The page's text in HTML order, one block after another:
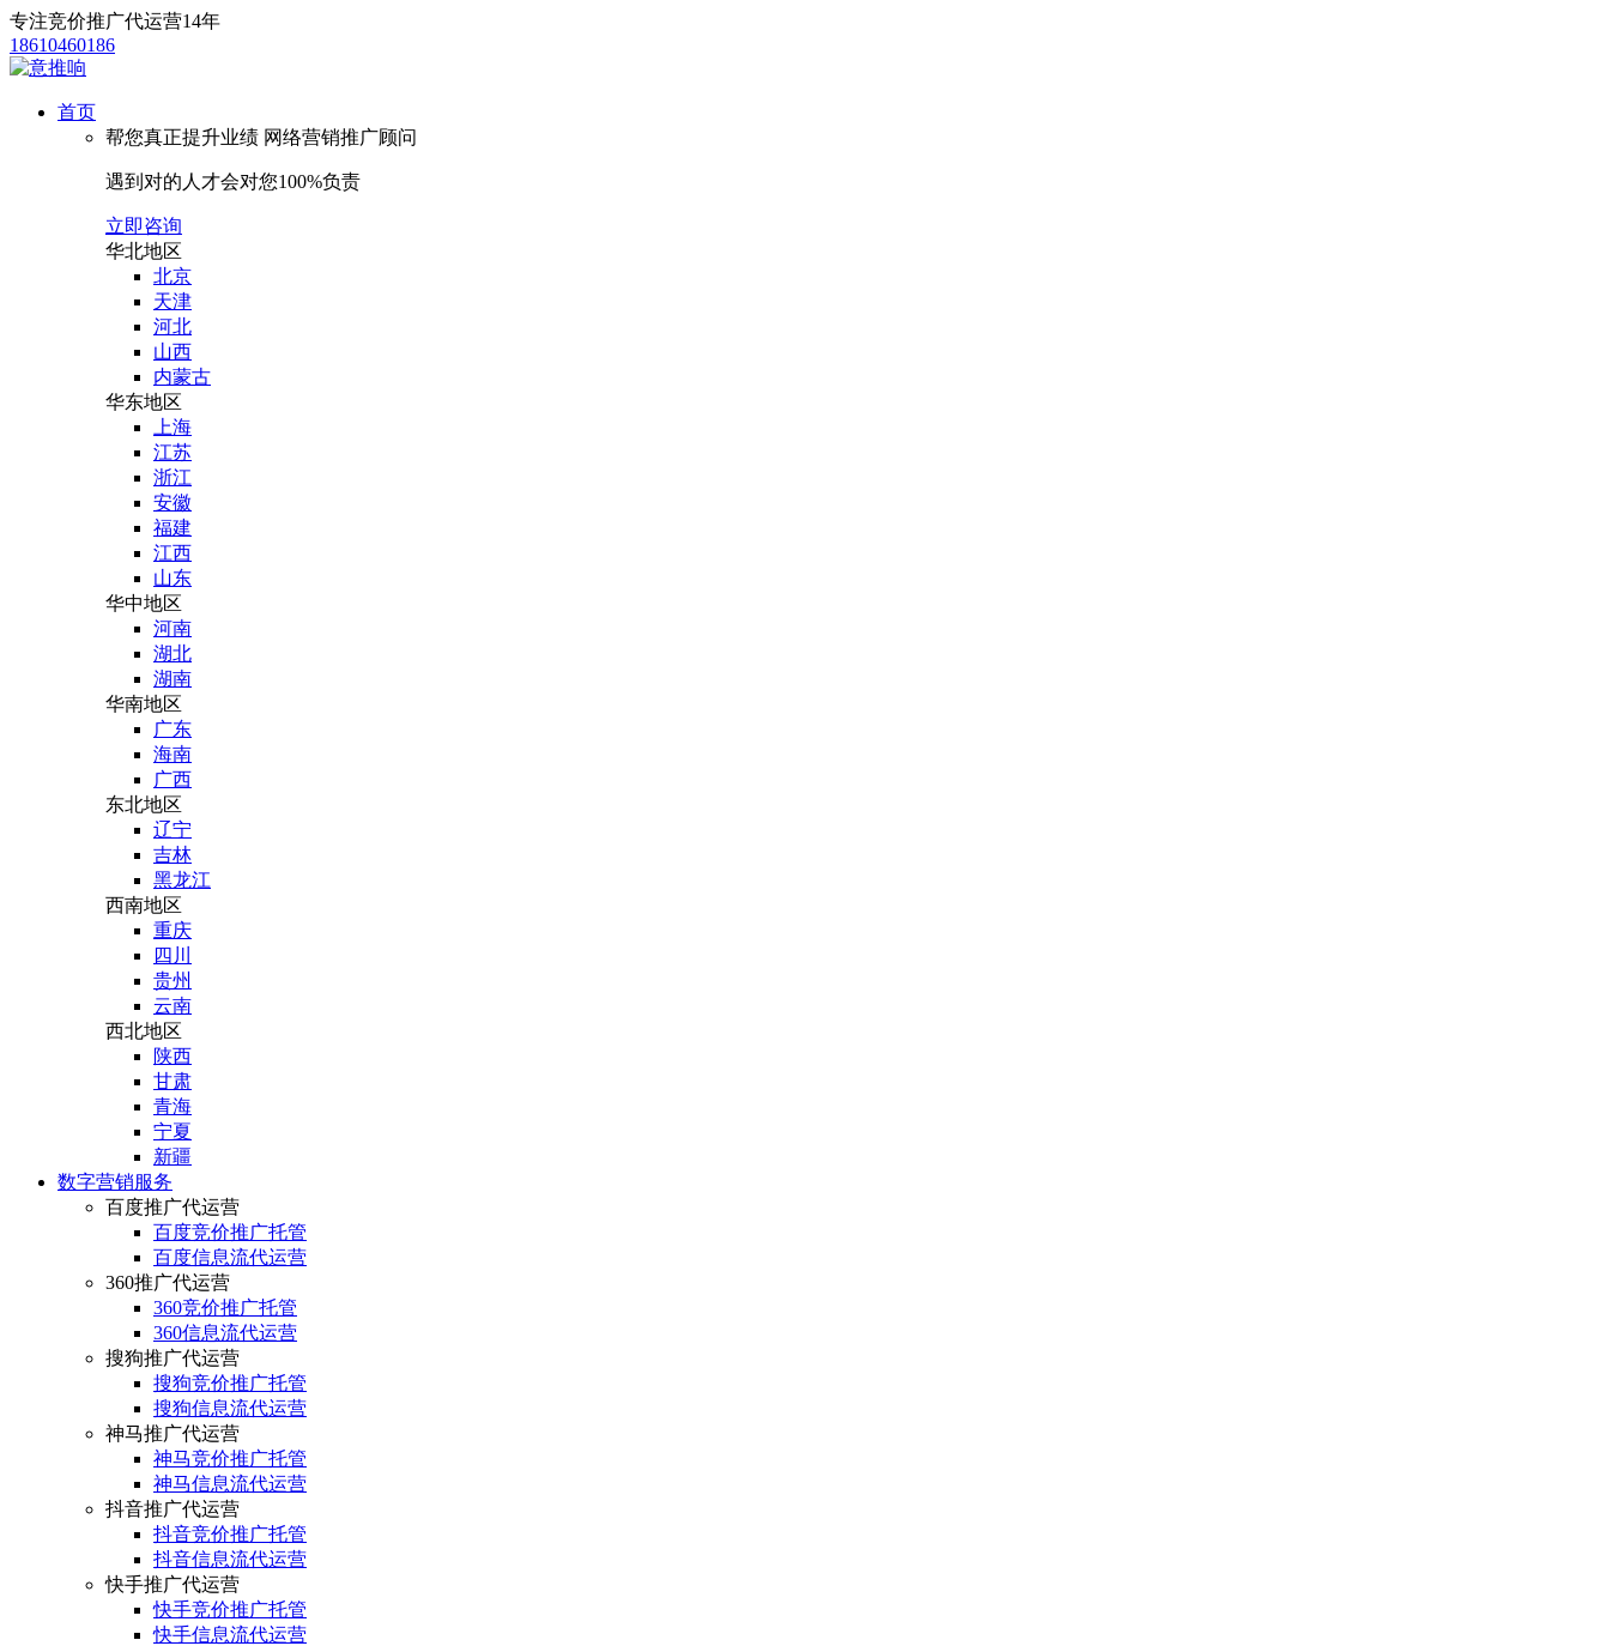
专注竞价推广代运营14年
18610460186
首页
帮您真正提升业绩 网络营销推广顾问
遇到对的人才会对您100%负责
立即咨询
华北地区
北京
天津
河北
山西
内蒙古
华东地区
上海
江苏
浙江
安徽
福建
江西
山东
华中地区
河南
湖北
湖南
华南地区
广东
海南
广西
东北地区
辽宁
吉林
黑龙江
西南地区
重庆
四川
贵州
云南
西北地区
陕西
甘肃
青海
宁夏
新疆
数字营销服务
百度推广代运营
百度竞价推广托管
百度信息流代运营
360推广代运营
360竞价推广托管
360信息流代运营
搜狗推广代运营
搜狗竞价推广托管
搜狗信息流代运营
神马推广代运营
神马竞价推广托管
神马信息流代运营
抖音推广代运营
抖音竞价推广托管
抖音信息流代运营
快手推广代运营
快手竞价推广托管
快手信息流代运营